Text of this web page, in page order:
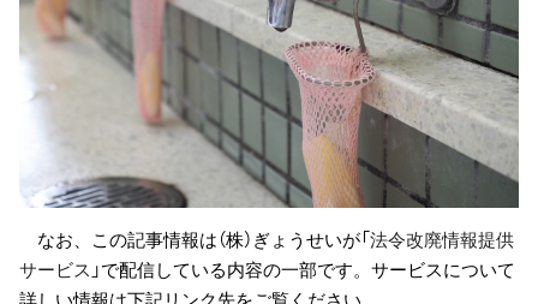
なお、この記事情報は（株）ぎょうせいが「法令改廃情報提供
サービス」で配信している内容の一部です。サービスについて